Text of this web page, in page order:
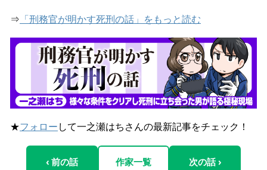
⇒ 「刑務官が明かす死刑の話」をもっと読む
★フォロー して一之瀬はちさんの最新記事をチェック！
‹ 前の話 作家一覧 次の話 ›